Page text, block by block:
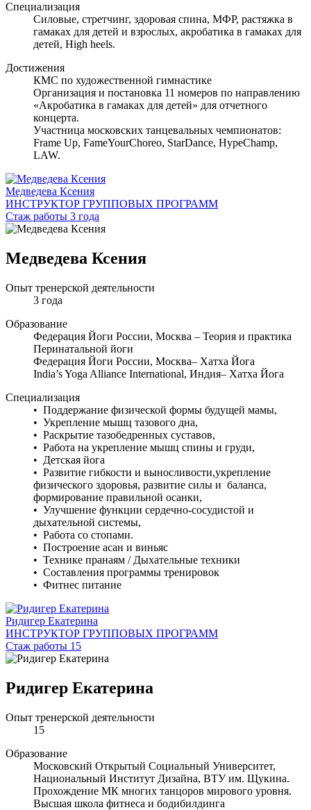
Специализация
Силовые, стретчинг, здоровая спина, МФР, растяжка в
гамаках для детей и взрослых, акробатика в гамаках для
детей, High heels.
Достижения
КМС по художественной гимнастике
Организация и постановка 11 номеров по направлению
«Акробатика в гамаках для детей» для отчетного
концерта.
Участница московских танцевальных чемпионатов:
Frame Up, FameYourChoreo, StarDance, HypeChamp,
LAW.
Медведева Ксения
ИНСТРУКТОР ГРУППОВЫХ ПРОГРАММ
Стаж работы 3 года
Медведева Ксения
Опыт тренерской деятельности
3 года
Образование
Федерация Йоги России, Москва – Теория и практика
Перинатальной йоги
Федерация Йоги России, Москва– Хатха Йога
India’s Yoga Alliance International, Индия– Хатха Йога
Специализация
• Поддержание физической формы будущей мамы,
• Укрепление мышц тазового дна,
• Раскрытие тазобедренных суставов,
• Работа на укрепление мышц спины и груди,
• Детская йога
• Развитие гибкости и выносливости,укрепление
физического здоровья, развитие силы и баланса,
формирование правильной осанки,
• Улучшение функции сердечно-сосудистой и
дыхательной системы,
• Работа со стопами.
• Построение асан и виньяс
• Технике пранаям / Дыхательные техники
• Составления программы тренировок
• Фитнес питание
Ридигер Екатерина
ИНСТРУКТОР ГРУППОВЫХ ПРОГРАММ
Стаж работы 15
Ридигер Екатерина
Опыт тренерской деятельности
15
Образование
Московский Открытый Социальный Университет,
Национальный Институт Дизайна, ВТУ им. Щукина.
Прохождение МК многих танцоров мирового уровня.
Высшая школа фитнеса и бодибилдинга